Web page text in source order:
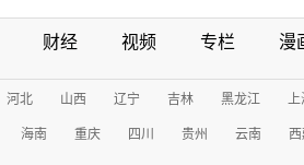
财经 视频 专栏 漫
河北 山西 辽宁 吉林 黑龙江 上
海南 重庆 四川 贵州 云南